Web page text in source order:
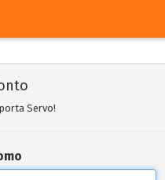
Servo!